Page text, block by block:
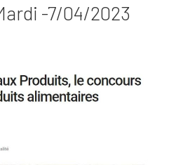
-7/04/2023